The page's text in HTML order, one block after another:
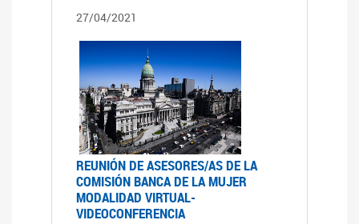
27/04/2021
REUNIÓN DE ASESORES/AS DE LA
COMISIÓN BANCA DE LA MUJER
MODALIDAD VIRTUAL-
VIDEOCONFERENCIA